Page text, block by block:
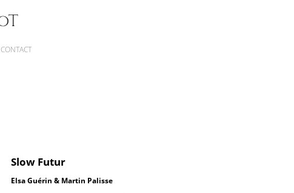
CONTACT
Slow Futur
Elsa Guérin & Martin Palisse